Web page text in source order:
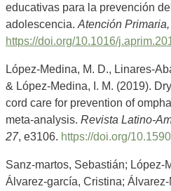
educativas para la prevención
adolescencia. Atención Primaria,
https://doi.org/10.1016/
López-Medina, M. D., Linares-
& López-Medina, I. M. (2019).
cord care for prevention of
meta-analysis. Revista Latino-
27, e3106. https://doi.org/
Sanz-martos, Sebastián; López-
Álvarez-garcía, Cristina;